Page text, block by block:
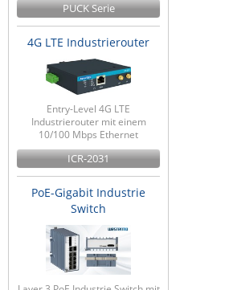
PUCK Serie
4G LTE Industrierouter
Entry-Level 4G LTE
Industrierouter mit einem
10/100 Mbps Ethernet
ICR-2031
PoE-Gigabit Industrie
Switch